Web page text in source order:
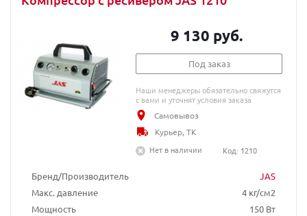
Бренд/Производитель
JAS
Макс. давление
4 кг/см2
Мощность
150 Вт
9 130 руб.
Под заказ
Наши менеджеры обязательно свяжутся
с вами и уточнят условия заказа
Самовывоз
Курьер, ТК
Нет в наличии
Код: 1210